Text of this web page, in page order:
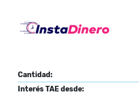
Cantidad:
Interés TAE desde: